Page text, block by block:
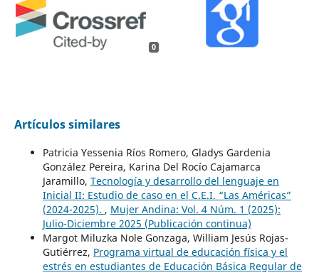
0
Artículos similares
Patricia Yessenia Ríos Romero, Gladys Gardenia
González Pereira, Karina Del Rocío Cajamarca
Jaramillo, Tecnología y desarrollo del lenguaje en
Inicial II: Estudio de caso en el C.E.I. “Las Américas”
(2024-2025). , Mujer Andina: Vol. 4 Núm. 1 (2025):
Julio-Diciembre 2025 (Publicación continua)
Margot Miluzka Nole Gonzaga, William Jesús Rojas-
Gutiérrez, Programa virtual de educación física y el
estrés en estudiantes de Educación Básica Regular de